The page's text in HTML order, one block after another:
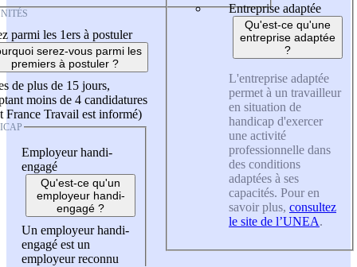
parmi les 1ers à postuler
serez-vous parmi les
premiers à postuler ?
de plus de 15 jours,
moins de 4 candidatures
France Travail est informé)
Employeur handi-
engagé
Qu'est-ce qu'un
employeur handi-
engagé ?
Un employeur handi-
engagé est un
employeur reconnu
Entreprise adaptée
Qu'est-ce qu'une
entreprise adaptée
?
L'entreprise adaptée
permet à un travailleur
en situation de
handicap d'exercer
une activité
professionnelle dans
des conditions
adaptées à ses
capacités. Pour en
savoir plus, consultez
le site de l’UNEA.